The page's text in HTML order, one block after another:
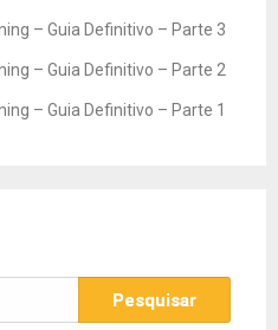
– Guia Definitivo – Parte 3
– Guia Definitivo – Parte 2
– Guia Definitivo – Parte 1